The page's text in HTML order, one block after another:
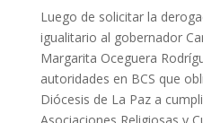
Luego de solicitar la
igualitario al gobernador
Margarita Oceguera
autoridades en BCS que
Diócesis de La Paz a